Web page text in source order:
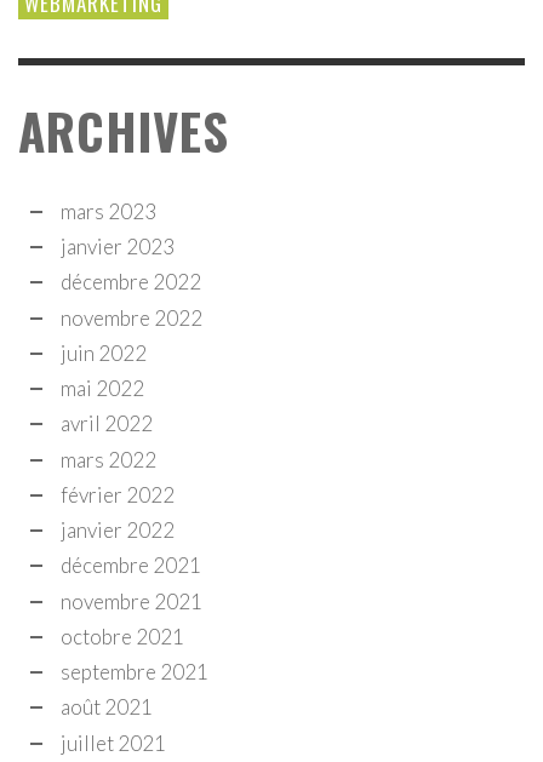
ARCHIVES
mars 2023
janvier 2023
décembre 2022
novembre 2022
juin 2022
mai 2022
avril 2022
mars 2022
février 2022
janvier 2022
décembre 2021
novembre 2021
octobre 2021
septembre 2021
août 2021
juillet 2021